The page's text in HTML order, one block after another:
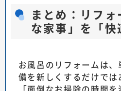
まとめ：リフ
な家事」を「快
お風呂のリフォームは
備を新しくするだけでは